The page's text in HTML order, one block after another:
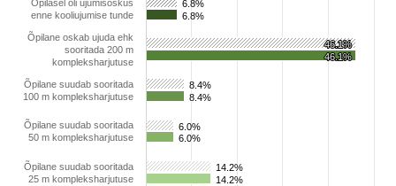
6.8%
6.8%
46.1%
46.1%
8.4%
8.4%
6.0%
6.0%
14.2%
14.2%
6.8%
6.8%
46.1%
46.1%
8.4%
8.4%
6.0%
6.0%
14.2%
14.2%
enne kooliujumise tunde
Õpilane oskab ujuda ehk
sooritada 200 m
kompleksharjutuse
Õpilane suudab sooritada
100 m kompleksharjutuse
Õpilane suudab sooritada
50 m kompleksharjutuse
Õpilane suudab sooritada
25 m kompleksharjutuse